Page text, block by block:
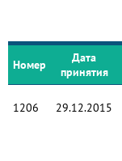
Номер
Дата
принятия
1206 29.12.2015